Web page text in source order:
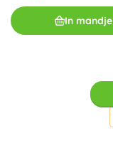
In mandje